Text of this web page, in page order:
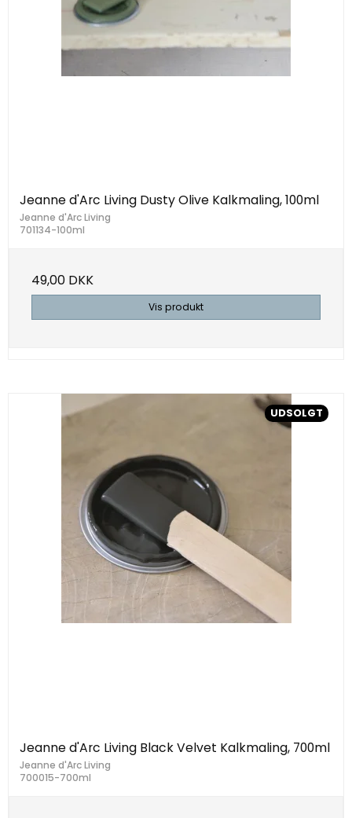
Jeanne d'Arc Living Dusty Olive Kalkmaling, 100ml
Jeanne d'Arc Living
701134-100ml
49,00 DKK
Vis produkt
UDSOLGT
Jeanne d'Arc Living Black Velvet Kalkmaling, 700ml
Jeanne d'Arc Living
700015-700ml